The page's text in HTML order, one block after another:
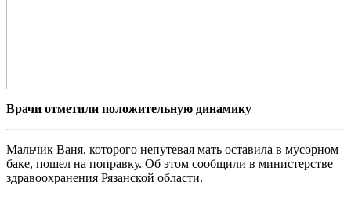
Врачи отметили положительную динамику
Мальчик Ваня, которого непутевая мать оставила в мусорном
баке, пошел на поправку. Об этом сообщили в министерстве
здравоохранения Рязанской области.